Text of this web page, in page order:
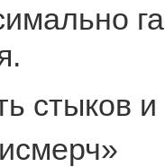
стыков и